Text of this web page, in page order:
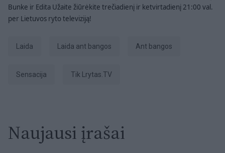
Bunke ir Edita Užaite žiūrėkite trečiadienį ir ketvirtadienį 21:00 val.
per Lietuvos ryto televiziją!
laida Laida ant bangos ant bangos
sensacija tik Lrytas.TV
Naujausi įrašai